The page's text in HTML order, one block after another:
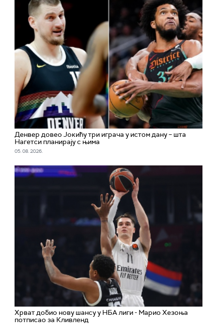
Денвер довео Јокићу три играча у истом дану – шта
Нагетси планирају с њима
05. 08. 2026.
Хрват добио нову шансу у НБА лиги - Марио Хезоња
потписао за Кливленд